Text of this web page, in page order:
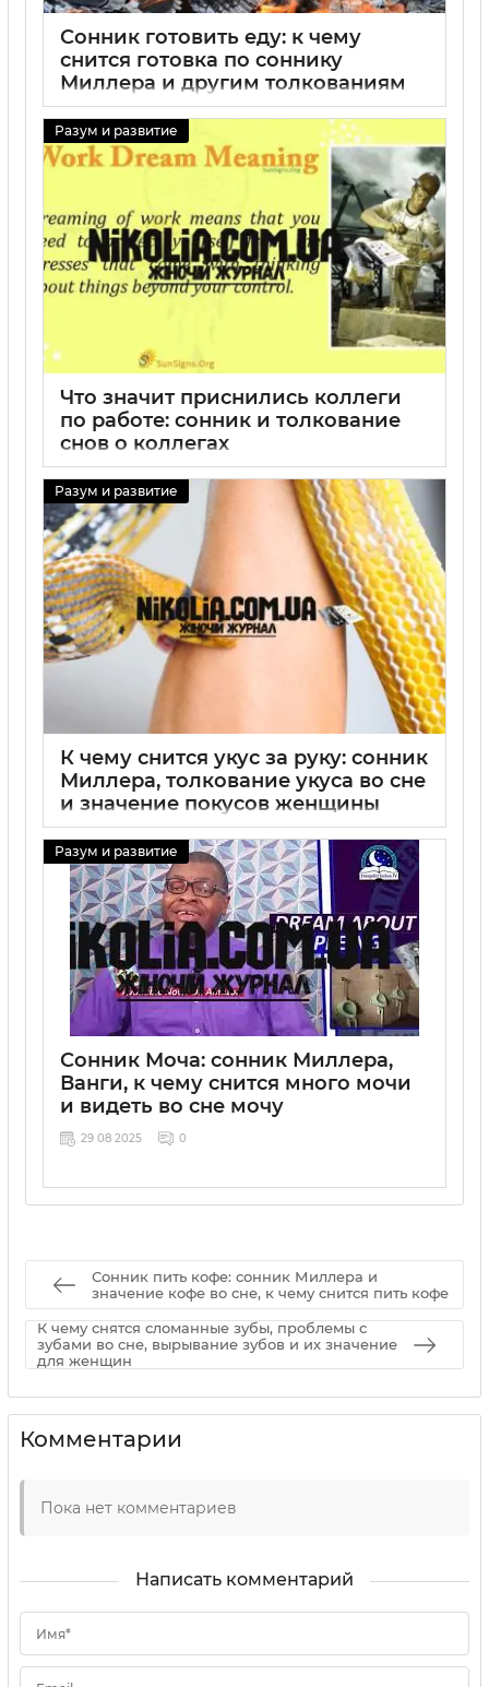
Сонник готовить еду: к чему
снится готовка по соннику
Миллера и другим толкованиям
29 08 2025 0
Разум и развитие
Что значит приснились коллеги
по работе: сонник и толкование
снов о коллегах
29 08 2025 0
Разум и развитие
К чему снится укус за руку: сонник
Миллера, толкование укуса во сне
и значение покусов женщины
29 08 2025 0
Разум и развитие
Сонник Моча: сонник Миллера,
Ванги, к чему снится много мочи
и видеть во сне мочу
29 08 2025 0
Сонник пить кофе: сонник Миллера и
значение кофе во сне, к чему снится пить кофе
К чему снятся сломанные зубы, проблемы с
зубами во сне, вырывание зубов и их значение
для женщин
Комментарии
Пока нет комментариев
Написать комментарий
Имя*